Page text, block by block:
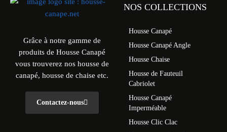
Grâce à notre gamme de
produits de Housse Canapé
vous trouverez nos housse de
canapé, housse de chaise etc.
Contactez-nous
NOS COLLECTIONS
Housse Canapé
Housse Canapé Angle
Housse Chaise
Housse de Fauteuil
Cabriolet
Housse Canapé
Imperméable
Housse Clic Clac